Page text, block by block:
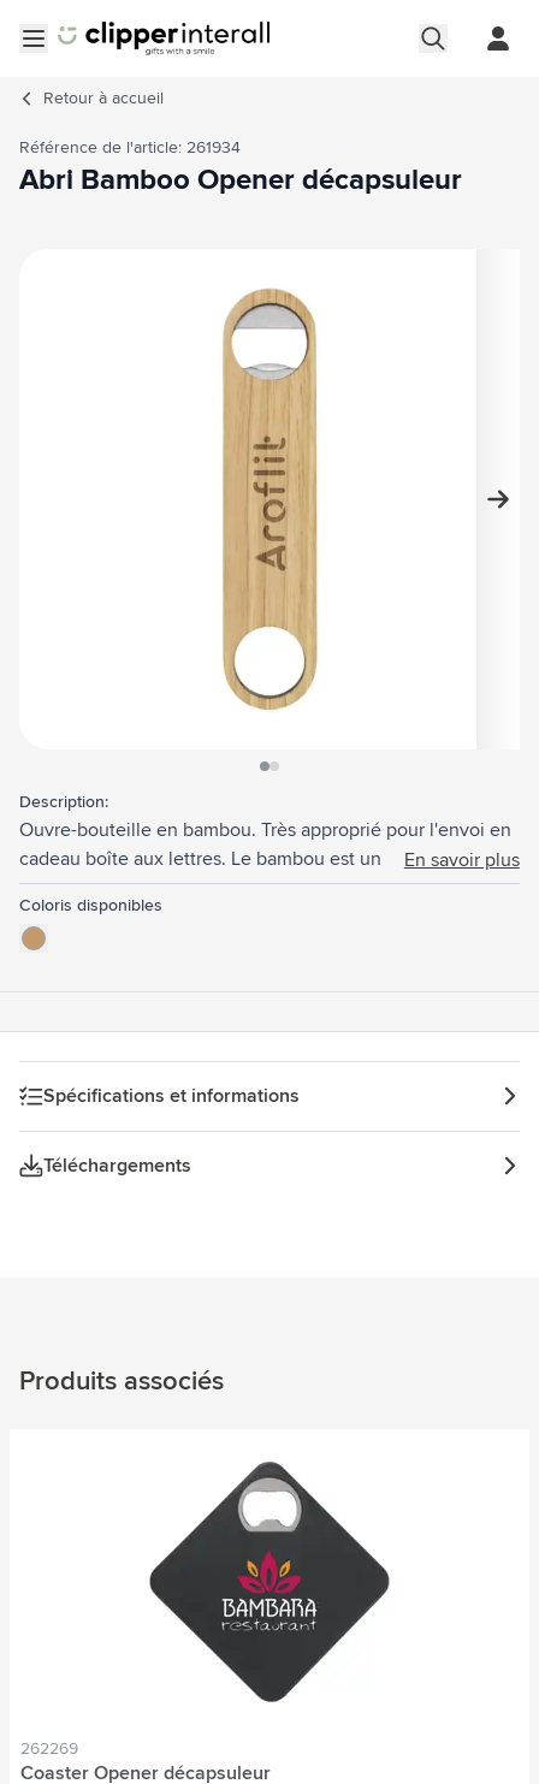
Retour à accueil
Référence de l'article: 261934
Abri Bamboo Opener décapsuleur
Description:
Ouvre-bouteille en bambou. Très approprié pour l'envoi en
cadeau boîte aux lettres. Le bambou est un matériau
naturel. Par conséquent, la couleur peut varier d'un produit
à l'autre.
En savoir plus
Coloris disponibles
Spécifications et informations
Téléchargements
Produits associés
262269
Coaster Opener décapsuleur